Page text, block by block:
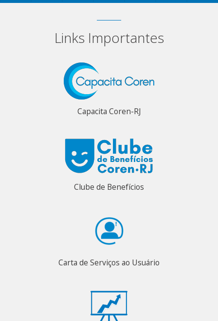
Links Importantes
Capacita Coren-RJ
Clube de Benefícios
Carta de Serviços ao Usuário